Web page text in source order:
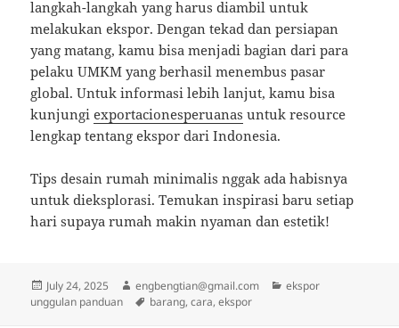
langkah-langkah yang harus diambil untuk
melakukan ekspor. Dengan tekad dan persiapan
yang matang, kamu bisa menjadi bagian dari para
pelaku UMKM yang berhasil menembus pasar
global. Untuk informasi lebih lanjut, kamu bisa
kunjungiexportacionesperuanas untuk resource
lengkap tentang ekspor dari Indonesia.
Tips desain rumah minimalis nggak ada habisnya
untuk dieksplorasi. Temukan inspirasi baru setiap
hari supaya rumah makin nyaman dan estetik!
Posted
on
July 24, 2025 Author
engbengtian@gmail.com Categories
ekspor
unggulan panduan
Tags
barang,cara,ekspor